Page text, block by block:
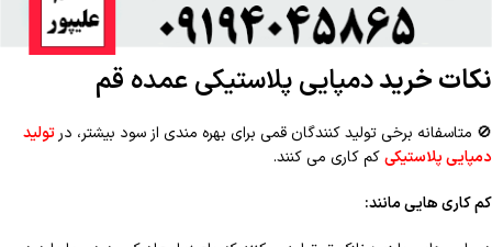
نکاتخریددمپایی پلاستیکی عمده قم
🚫 متاسفانه برخی تولید کنندگان قمی برای بهره مندی از سود بیشتر، درتولید
دمپایی پلاستیکیکم کاری می کنند.
کم کاری هایی مانند: